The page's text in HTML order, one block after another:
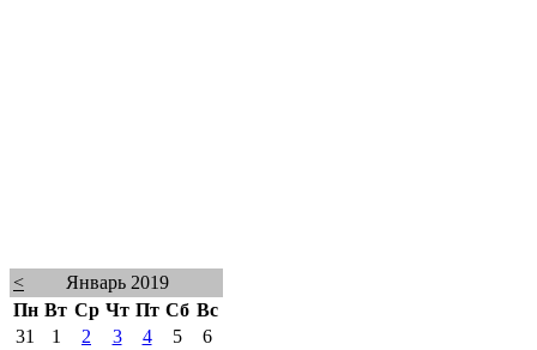
<
Январь 2019
Пн Вт Ср Чт Пт Сб Вс
31
1 2 3 4 5
6